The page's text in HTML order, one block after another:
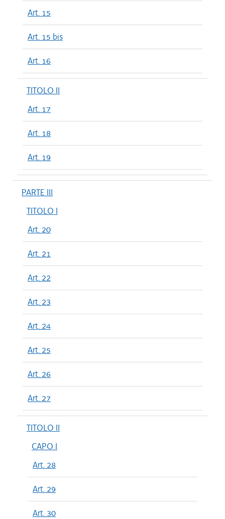
Art. 15
Art. 15 bis
Art. 16
TITOLO II
Art. 17
Art. 18
Art. 19
PARTE III
TITOLO I
Art. 20
Art. 21
Art. 22
Art. 23
Art. 24
Art. 25
Art. 26
Art. 27
TITOLO II
CAPO I
Art. 28
Art. 29
Art. 30